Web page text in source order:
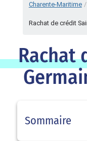
Charente-Maritime /
Rachat de crédit
Rachat
Sommaire